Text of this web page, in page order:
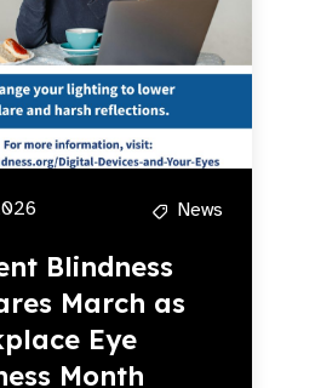
News
Blindness
March as
Eye
Month